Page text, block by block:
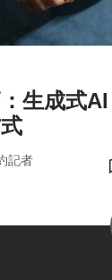
生成式AI
記者